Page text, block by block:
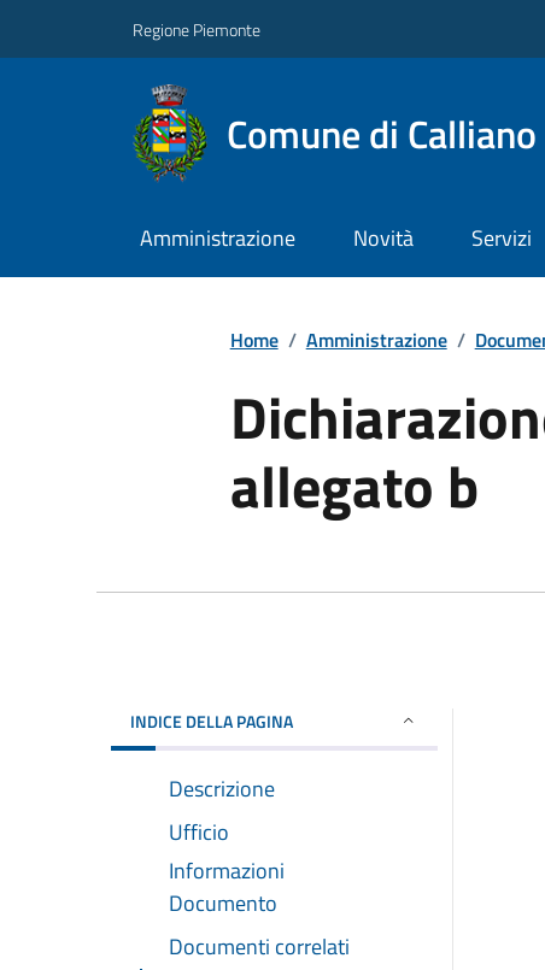
Regione Piemonte
Comune di
Amministrazione Novità Servizi
Home / Amministrazione /
allegato b
INDICE DELLA PAGINA
Descrizione
Ufficio
Informazioni
Documento
Documenti correlati